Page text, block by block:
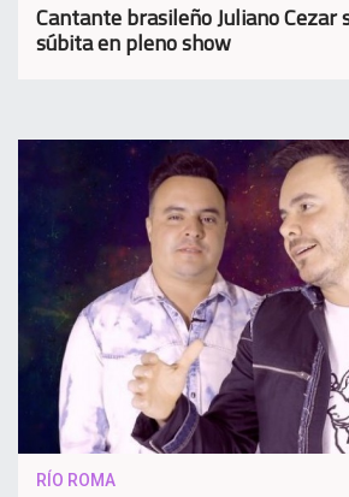
Cantante brasileño Juliano
súbita en pleno show
RÍO ROMA